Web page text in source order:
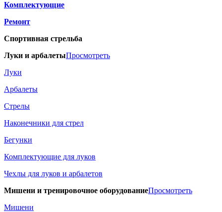
Комплектующие
Ремонт
Спортивная стрельба
Луки и арбалетыПросмотреть
Луки
Арбалеты
Стрелы
Наконечники для стрел
Бегунки
Комплектующие для луков
Чехлы для луков и арбалетов
Мишени и тренировочное оборудованиеПросмотреть
Мишени